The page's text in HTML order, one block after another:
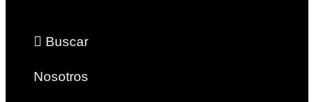
Buscar
Nosotros